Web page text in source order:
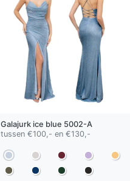
Galajurk ice blue 5002-A
tussen €100,- en €130,-